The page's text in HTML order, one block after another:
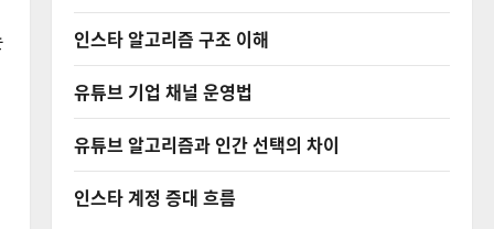
인스타 알고리즘 구조 이해
유튜브 기업 채널 운영법
유튜브 알고리즘과 인간 선택의 차이
인스타 계정 증대 흐름